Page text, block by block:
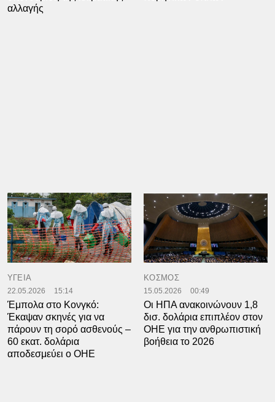
αλλαγής
ΥΓΕΙΑ
22.05.2026 15:14
Έμπολα στο Κονγκό:
Έκαψαν σκηνές για να
πάρουν τη σορό ασθενούς –
60 εκατ. δολάρια
αποδεσμεύει ο ΟΗΕ
ΚΟΣΜΟΣ
15.05.2026 00:49
Οι ΗΠΑ ανακοινώνουν 1,8
δισ. δολάρια επιπλέον στον
ΟΗΕ για την ανθρωπιστική
βοήθεια το 2026